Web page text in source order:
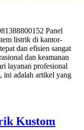
Panel
listrik di kantor-
dan efisien sangat
dan keamanan
layanan profesional
ini adalah artikel yang
Kustom